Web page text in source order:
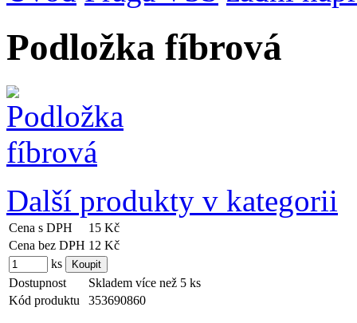
Podložka fíbrová
Další produkty v kategorii
Cena s DPH
15 Kč
Cena bez DPH 12 Kč
ks
Dostupnost
Skladem více než 5 ks
Kód produktu
353690860